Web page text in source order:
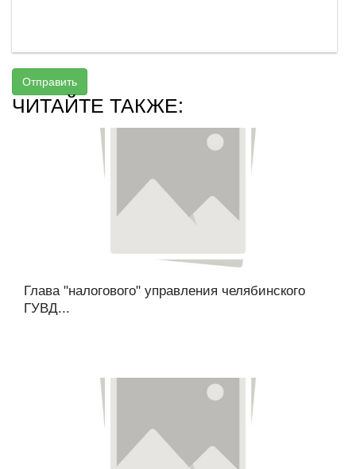
Отправить
ЧИТАЙТЕ ТАКЖЕ:
Глава "налогового" управления челябинского
ГУВД...